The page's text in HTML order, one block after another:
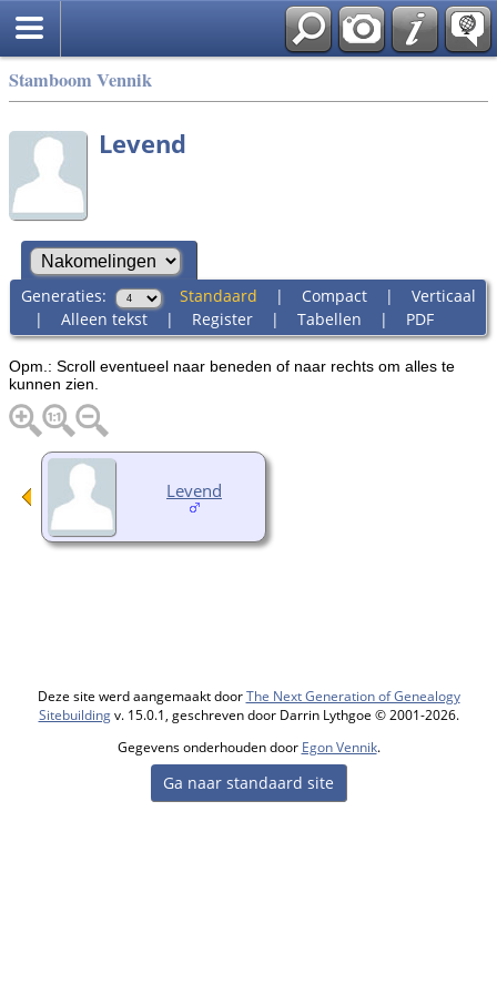
Stamboom Vennik
Levend
Generaties: Standaard | Compact| Verticaal
| Alleen tekst| Register| Tabellen | PDF
Opm.: Scroll eventueel naar beneden of naar rechts om alles te
kunnen zien.
Levend
Deze site werd aangemaakt doorThe Next Generation of Genealogy
Sitebuildingv. 15.0.1, geschreven door Darrin Lythgoe © 2001-2026.
Gegevens onderhouden door Egon Vennik.
Ga naar standaard site